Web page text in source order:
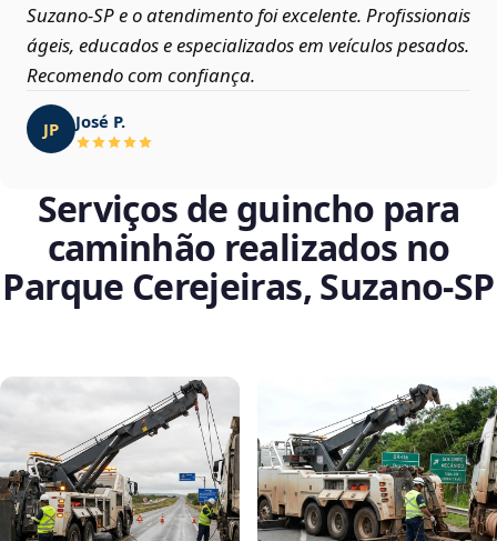
Suzano‑SP e o atendimento foi excelente. Profissionais
ágeis, educados e especializados em veículos pesados.
Recomendo com confiança.
JP José P.
Serviços de guincho para
caminhão realizados no
Parque Cerejeiras, Suzano‑SP